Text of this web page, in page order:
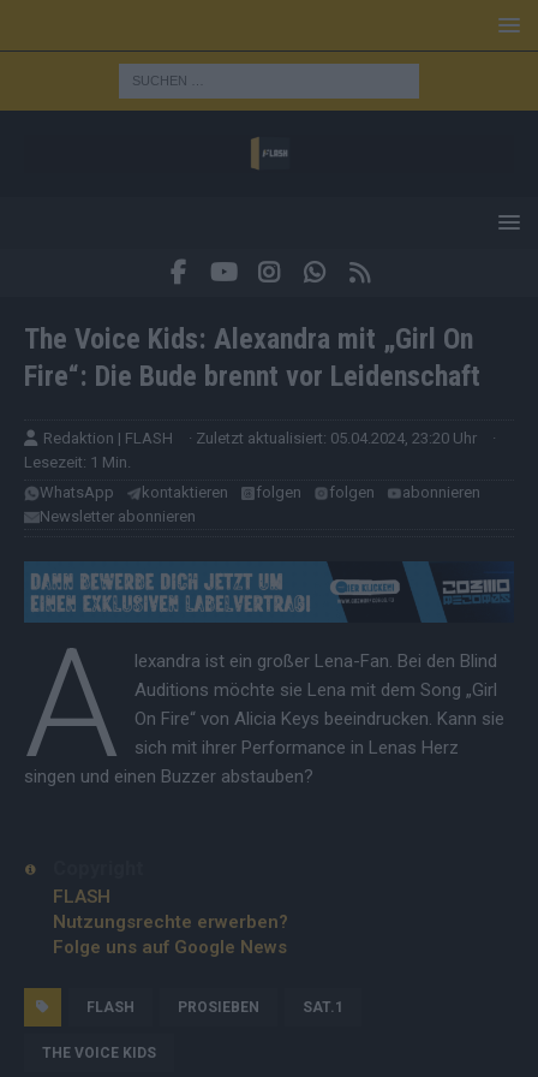
The Voice Kids: Alexandra mit „Girl On
Fire“: Die Bude brennt vor Leidenschaft
Redaktion | FLASH · Zuletzt aktualisiert: 05.04.2024, 23:20 Uhr
·
Lesezeit: 1 Min.
WhatsApp
kontaktieren folgen folgen
abonnieren
Newsletter abonnieren
A
lexandra ist ein großer Lena-Fan. Bei den Blind
Auditions möchte sie Lena mit dem Song „Girl
On Fire“ von Alicia Keys beeindrucken. Kann sie
sich mit ihrer Performance in Lenas Herz
singen und einen Buzzer abstauben?
FLASH
Nutzungsrechte erwerben?
Folge uns auf Google News
FLASH PROSIEBEN SAT.1
THE VOICE KIDS